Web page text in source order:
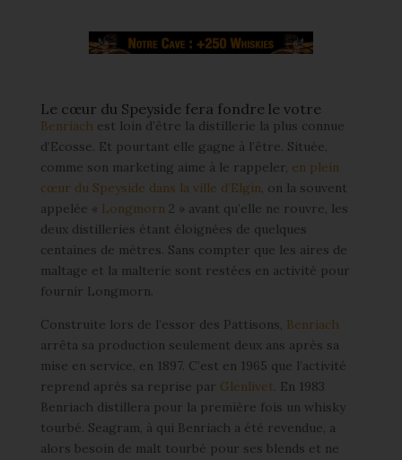
Le cœur du Speyside fera fondre le votre
Benriach est loin d’être la distillerie la plus connue
d’Ecosse. Et pourtant elle gagne à l’être. Située,
comme son marketing aime à le rappeler, en plein
cœur du Speyside dans la ville d’Elgin, on la souvent
appelée « Longmorn 2 » avant qu’elle ne rouvre, les
deux distilleries étant éloignées de quelques
centaines de mètres. Sans compter que les aires de
maltage et la malterie sont restées en activité pour
fournir Longmorn.
Construite lors de l’essor des Pattisons, Benriach
arrêta sa production seulement deux ans après sa
mise en service, en 1897. C’est en 1965 que l’activité
reprend après sa reprise par Glenlivet. En 1983
Benriach distillera pour la première fois un whisky
tourbé. Seagram, à qui Benriach a été revendue, a
alors besoin de malt tourbé pour ses blends et ne